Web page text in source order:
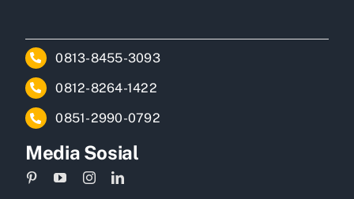
0813-8455-3093
0812-8264-1422
0851-2990-0792
Media Sosial